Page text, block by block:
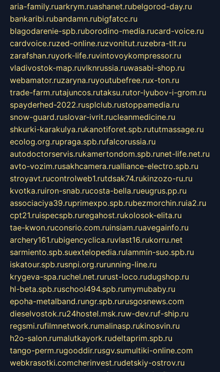
aria-family.ruarkrym.ruashanet.rubelgorod-day.ru
bankaribi.rubandamn.rubigfatcc.ru
blagodarenie-spb.ruborodino-media.rucard-voice.ru
cardvoice.ruzed-online.ruzvonitut.ruzebra-tlt.ru
zarafshan.ruyork-life.ruvintovoykompressor.ru
vladivostok-map.ruvlknrussia.ruwasabi-shop.ru
webamator.ruzaryna.ruyoutubefree.rux-ton.ru
trade-farm.rutajuncos.rutaksu.rutor-lyubov-i-grom.ru
spayderhed-2022.rusplclub.rustoppamedia.ru
snow-guard.ruslovar-ivrit.rucleanmedicine.ru
shkurki-karakulya.rukanotiforet.spb.rututmassage.ru
ecolog.org.rupraga.spb.rufalcorussia.ru
autodoctorservis.rukamertondom.spb.runet-life.net.ru
avto-vozim.rusakhcamera.rualliance-electro.spb.ru
stroyavt.rucontrolweb1.rutdsak74.rukinzozo-ru.ru
kvotka.ruiron-snab.rucosta-bella.rueugrus.pp.ru
associaciya39.ruprimexpo.spb.rubezmorchin.ruia2.ru
cpt21.ruispecspb.ruregahost.rukolosok-elita.ru
tae-kwon.ruconsrio.com.ruinsiam.ruavegainfo.ru
archery161.rubigencyclica.ruvlast16.rukorru.net
sarmiento.spb.suextelopedia.rulammin-suo.spb.ru
iskatour.spb.rusnpi.org.rurunning-line.ru
krygeva-spa.ruchel.net.rurust-loco.rudugshop.ru
hl-beta.spb.ruschool494.spb.rumymubaby.ru
epoha-metalband.rungr.spb.rurusgosnews.com
dieselvostok.ru24hostel.msk.ruw-dev.ruf-ship.ru
regsmi.rufilmnetwork.rumalinasp.rukinosvin.ru
h2o-salon.rumalutkayork.rudeltaprim.spb.ru
tango-perm.rugooddir.rusgv.sumultiki-online.com
webkrasotki.comcherinvest.rudetskiy-ostrov.ru